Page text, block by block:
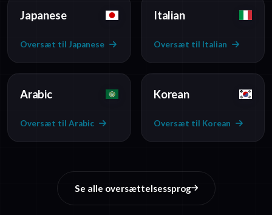
Japanese
Oversæt til Japanese
Italian
Oversæt til Italian
Arabic
Oversæt til Arabic
Korean
Oversæt til Korean
Se alle oversættelsessprog